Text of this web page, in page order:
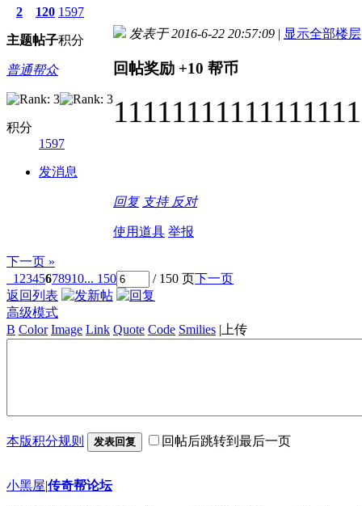
2
主题
120
帖子
1597
积分
普通帮众
积分
1597
发消息
发表于 2016-6-22 20:57:09 | 显示全部楼层
回帖奖励 +10 帮币
11111111111111111
回复 支持 反对
使用道具 举报
下一页 »
1 2345678910... 150 / 150 页下一页
返回列表
高级模式
B Color Image Link Quote Code Smilies | 上传
本版积分规则 发表回复 回帖后跳转到最后一页
小黑屋|传奇帮论坛